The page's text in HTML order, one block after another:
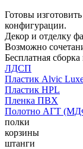
Готовы
конфигурации.
Декор и отделку
Возможно
Бесплатная
ЛДСП
Пластик Alvic
Пластик HPL
Пленка ПВХ
Полотно АГТ
полки
корзины
штанги